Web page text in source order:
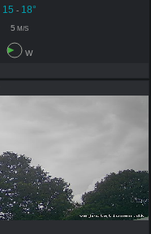
15 - 18°
5 M/S
W